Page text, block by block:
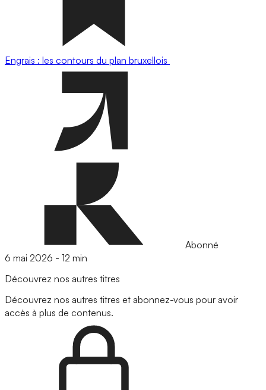
Engrais : les contours du plan bruxellois
Abonné
6 mai 2026 - 12 min
Découvrez nos autres titres
Découvrez nos autres titres et abonnez-vous pour avoir
accès à plus de contenus.